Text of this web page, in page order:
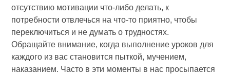
отсутствию мотивации что-либо делать, к
потребности отвлечься на что-то приятно, чтобы
переключиться и не думать о трудностях.
Обращайте внимание, когда выполнение уроков для
каждого из вас становится пыткой, мучением,
наказанием. Часто в эти моменты в нас просыпается